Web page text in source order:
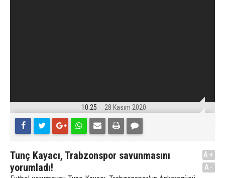
10:25 28 Kasım 2020
Tunç Kayacı, Trabzonspor savunmasını
yorumladı!
A+
A-